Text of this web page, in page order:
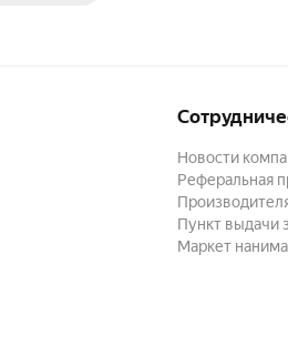
Новости
Реферальная
Пункт выдачи
Маркет